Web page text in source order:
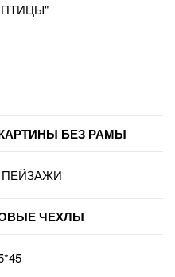
БЕЗ РАМЫ
ЧЕХЛЫ